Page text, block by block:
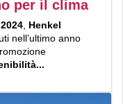
per il clima
Henkel
nell’ultimo anno